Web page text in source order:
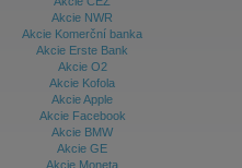
Akcie NWR
Akcie Komerční banka
Akcie Erste Bank
Akcie O2
Akcie Kofola
Akcie Apple
Akcie Facebook
Akcie BMW
Akcie GE
Akcie Moneta